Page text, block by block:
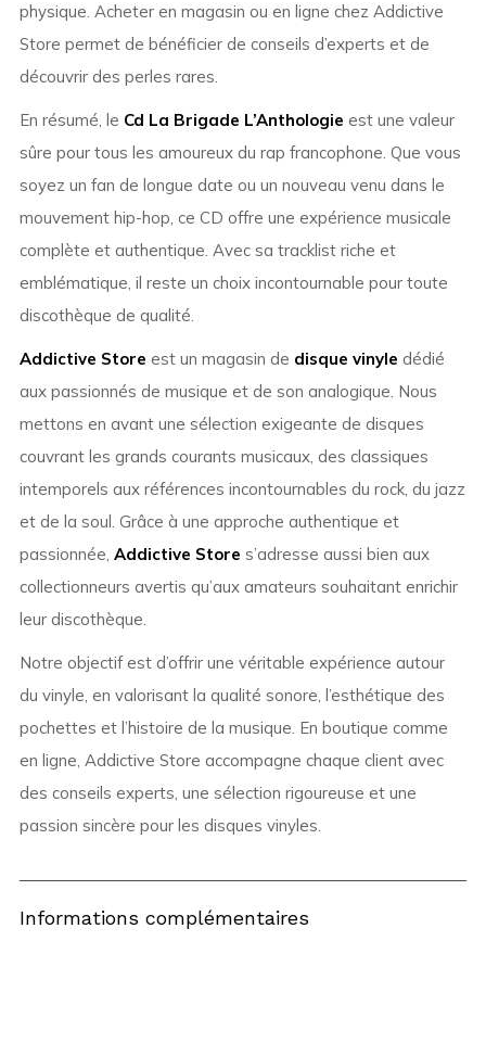
physique. Acheter en magasin ou en ligne chez Addictive
Store permet de bénéficier de conseils d’experts et de
découvrir des perles rares.
En résumé, le Cd La Brigade L’Anthologie est une valeur
sûre pour tous les amoureux du rap francophone. Que vous
soyez un fan de longue date ou un nouveau venu dans le
mouvement hip-hop, ce CD offre une expérience musicale
complète et authentique. Avec sa tracklist riche et
emblématique, il reste un choix incontournable pour toute
discothèque de qualité.
Addictive Store est un magasin de disque vinyle dédié
aux passionnés de musique et de son analogique. Nous
mettons en avant une sélection exigeante de disques
couvrant les grands courants musicaux, des classiques
intemporels aux références incontournables du rock, du jazz
et de la soul. Grâce à une approche authentique et
passionnée, Addictive Store s’adresse aussi bien aux
collectionneurs avertis qu’aux amateurs souhaitant enrichir
leur discothèque.
Notre objectif est d’offrir une véritable expérience autour
du vinyle, en valorisant la qualité sonore, l’esthétique des
pochettes et l’histoire de la musique. En boutique comme
en ligne, Addictive Store accompagne chaque client avec
des conseils experts, une sélection rigoureuse et une
passion sincère pour les disques vinyles.
Informations complémentaires